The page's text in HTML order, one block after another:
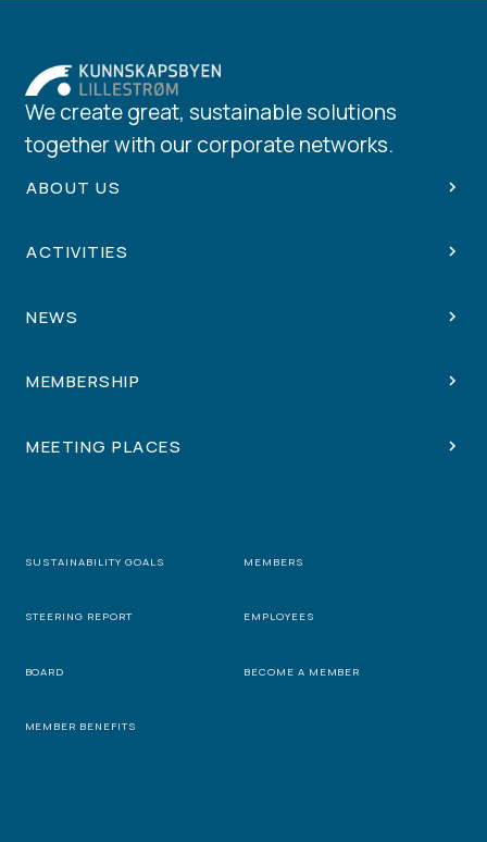
We create great, sustainable solutions
together with our corporate networks.
ABOUT US
ACTIVITIES
NEWS
MEMBERSHIP
MEETING PLACES
SUSTAINABILITY GOALS MEMBERS
STEERING REPORT EMPLOYEES
BOARD BECOME A MEMBER
MEMBER BENEFITS